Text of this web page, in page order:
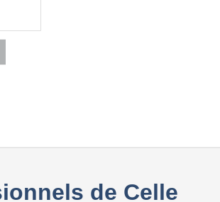
de Celle